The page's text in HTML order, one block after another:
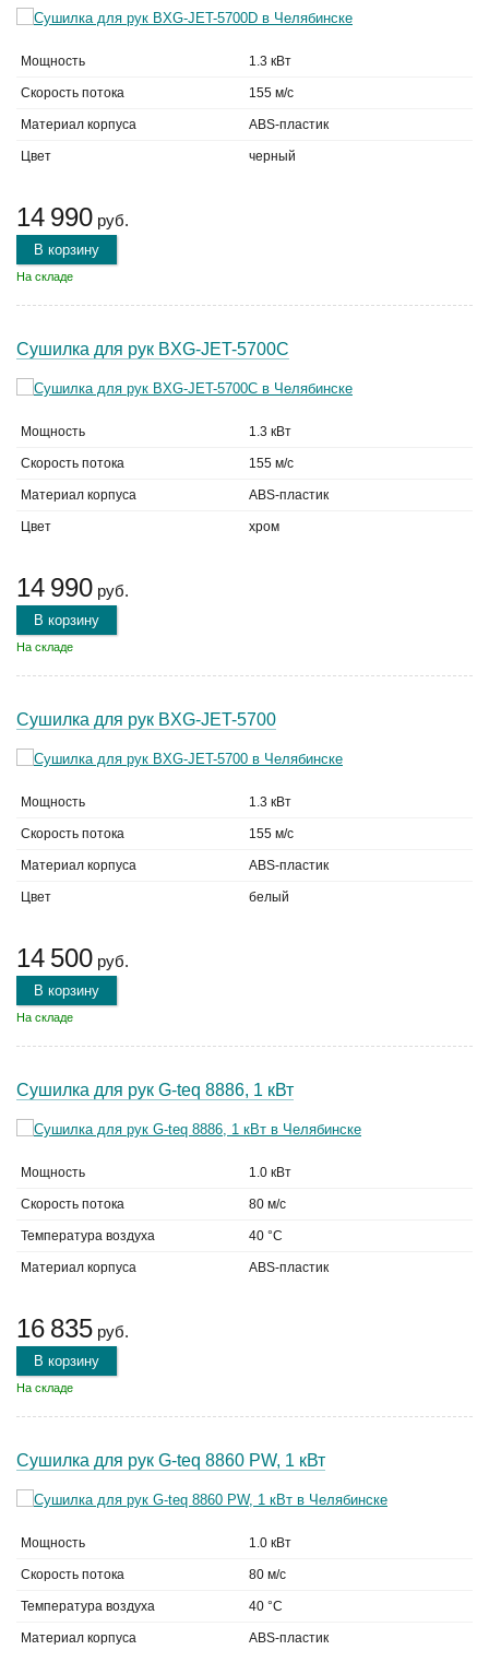
Мощность 1.3 кВт
Скорость потока 155 м/с
Материал корпуса ABS-пластик
Цвет черный
14 990 руб.
В корзину
На складе
Сушилка для рук BXG-JET-5700C
Мощность 1.3 кВт
Скорость потока 155 м/с
Материал корпуса ABS-пластик
Цвет хром
14 990 руб.
В корзину
На складе
Сушилка для рук BXG-JET-5700
Мощность 1.3 кВт
Скорость потока 155 м/с
Материал корпуса ABS-пластик
Цвет белый
14 500 руб.
В корзину
На складе
Сушилка для рук G-teq 8886, 1 кВт
Мощность 1.0 кВт
Скорость потока 80 м/с
Температура воздуха 40 °C
Материал корпуса ABS-пластик
16 835 руб.
В корзину
На складе
Сушилка для рук G-teq 8860 PW, 1 кВт
Мощность 1.0 кВт
Скорость потока 80 м/с
Температура воздуха 40 °C
Материал корпуса ABS-пластик